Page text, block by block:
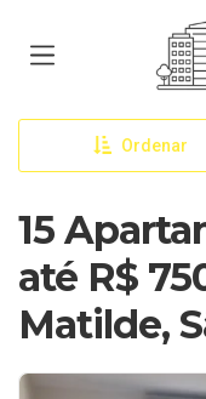
Ordenar
15
até R$
Matilde,